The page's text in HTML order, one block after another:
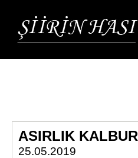
ASIRLIK KALBUR
25.05.2019